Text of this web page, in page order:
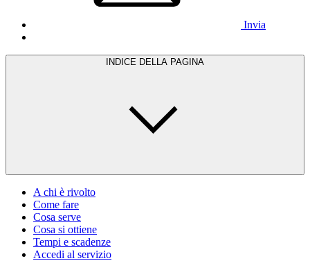
Invia
INDICE DELLA PAGINA
A chi è rivolto
Come fare
Cosa serve
Cosa si ottiene
Tempi e scadenze
Accedi al servizio